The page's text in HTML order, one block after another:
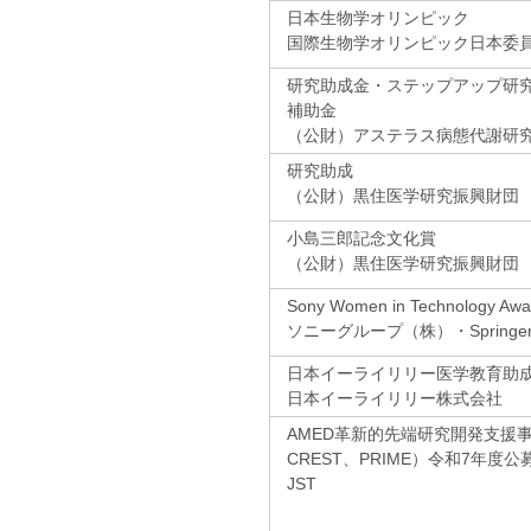
日本生物学オリンピック
国際生物学オリンピック日本委
研究助成金・ステップアップ研
補助金
（公財）アステラス病態代謝研
研究助成
（公財）黒住医学研究振興財団
小島三郎記念文化賞
（公財）黒住医学研究振興財団
Sony Women in Technology
ソニーグループ（株）・
日本イーライリリー医学教育助
日本イーライリリー株式会社
AMED革新的先端研究開発支援
CREST、PRIME）令和7年度公
JST